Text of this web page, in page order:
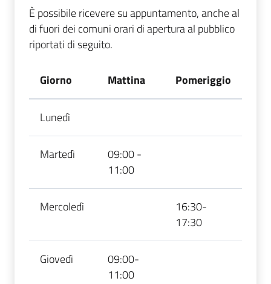
È possibile ricevere su appuntamento, anche al
di fuori dei comuni orari di apertura al pubblico
riportati di seguito.
Giorno Mattina Pomeriggio
Lunedì
Martedì
09:00 -
11:00
Mercoledì
16:30-
17:30
Giovedì
09:00-
11:00